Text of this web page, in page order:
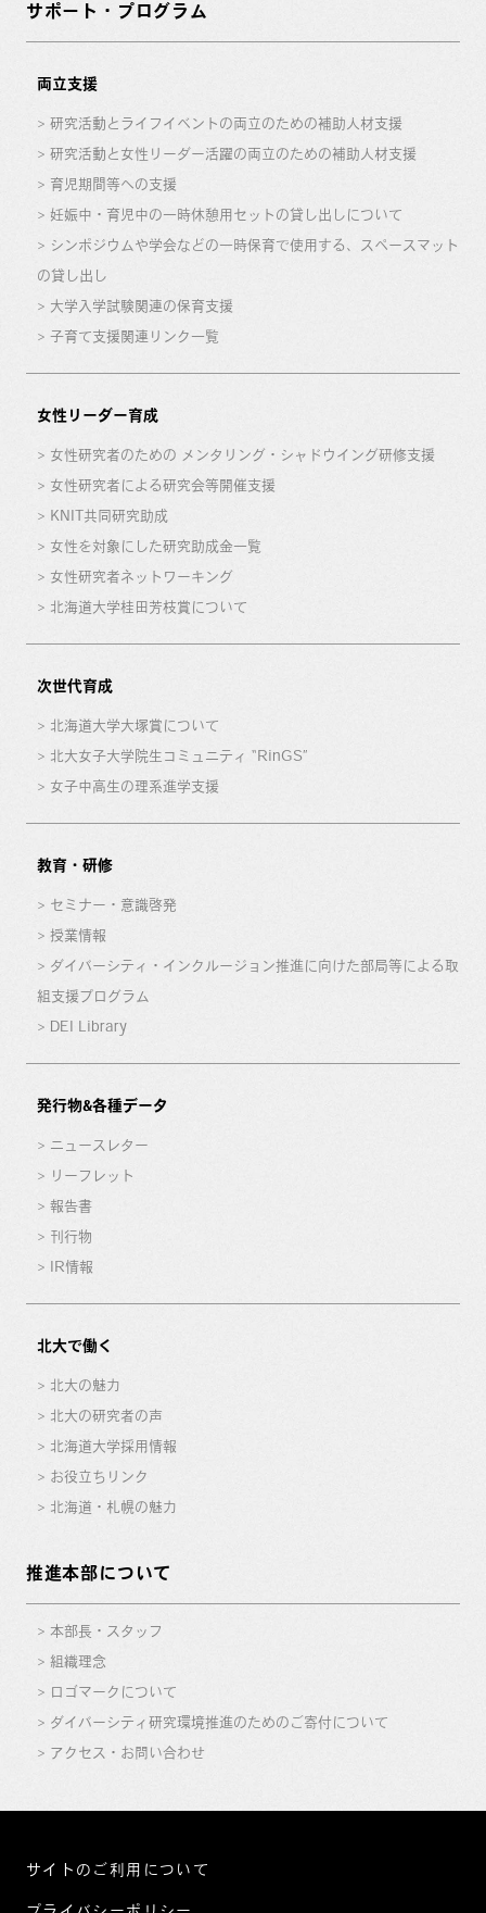
サポート・プログラム
両立支援
研究活動とライフイベントの両立のための補助人材支援
研究活動と女性リーダー活躍の両立のための補助人材支援
育児期間等への支援
妊娠中・育児中の一時休憩用セットの貸し出しについて
シンポジウムや学会などの一時保育で使用する、スペースマット
の貸し出し
大学入学試験関連の保育支援
子育て支援関連リンク一覧
女性リーダー育成
女性研究者のための メンタリング・シャドウイング研修支援
女性研究者による研究会等開催支援
KNIT共同研究助成
女性を対象にした研究助成金一覧
女性研究者ネットワーキング
北海道大学桂田芳枝賞について
次世代育成
北海道大学大塚賞について
北大女子大学院生コミュニティ “RinGS”
女子中高生の理系進学支援
教育・研修
セミナー・意識啓発
授業情報
ダイバーシティ・インクルージョン推進に向けた部局等による取
組支援プログラム
DEI Library
発行物&各種データ
ニュースレター
リーフレット
報告書
刊行物
IR情報
北大で働く
北大の魅力
北大の研究者の声
北海道大学採用情報
お役立ちリンク
北海道・札幌の魅力
推進本部について
本部長・スタッフ
組織理念
ロゴマークについて
ダイバーシティ研究環境推進のためのご寄付について
アクセス・お問い合わせ
サイトのご利用について